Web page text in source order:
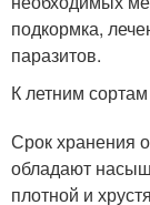
подкормка,
паразитов.
К летним
Срок хранения
обладают
плотной и